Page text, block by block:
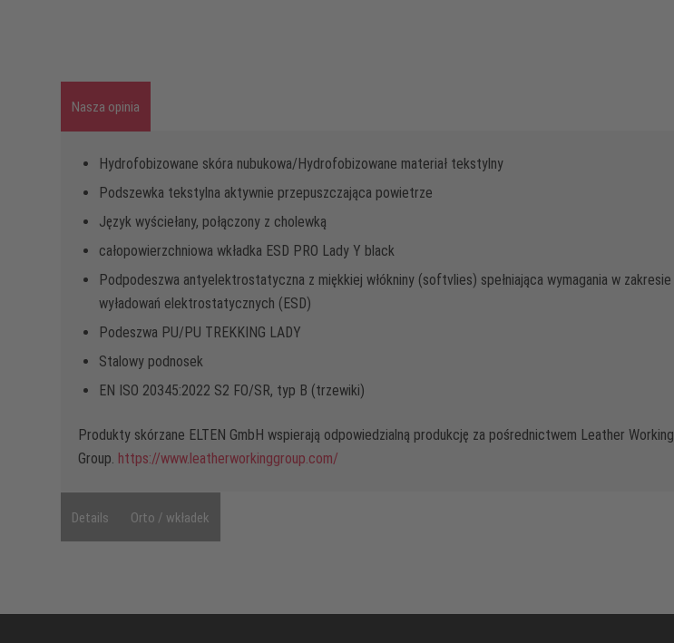
Nasza opinia
Hydrofobizowane skóra nubukowa/Hydrofobizowane materiał tekstylny
Podszewka tekstylna aktywnie przepuszczająca powietrze
Język wyściełany, połączony z cholewką
całopowierzchniowa wkładka ESD PRO Lady Y black
Podpodeszwa antyelektrostatyczna z miękkiej włókniny (softvlies) spełniająca wymagania w zakresie
wyładowań elektrostatycznych (ESD)
Podeszwa PU/PU TREKKING LADY
Stalowy podnosek
EN ISO 20345:2022 S2 FO/SR, typ B (trzewiki)
Produkty skórzane ELTEN GmbH wspierają odpowiedzialną produkcję za pośrednictwem Leather Working
Group. https://www.leatherworkinggroup.com/
Details Orto / wkładek